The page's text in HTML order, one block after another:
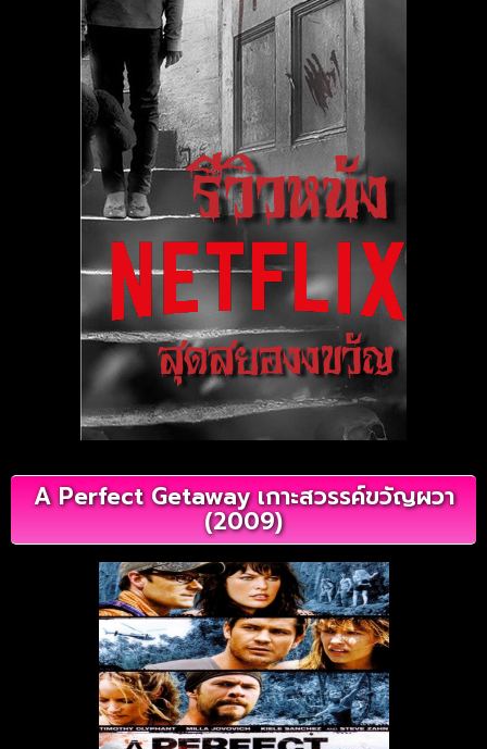
A Perfect Getaway เกาะสวรรค์ขวัญผวา
(2009)